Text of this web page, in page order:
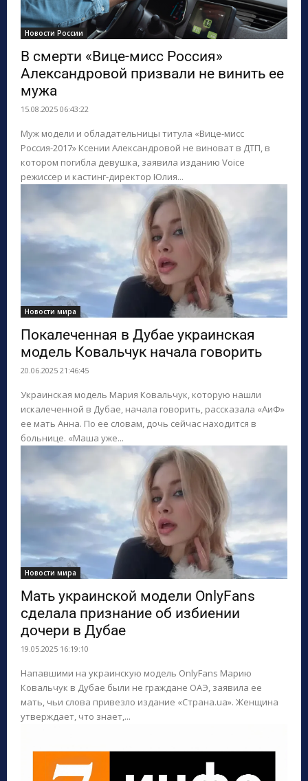
Новости России
В смерти «Вице-мисс Россия»
Александровой призвали не винить ее
мужа
15.08.2025 06:43:22
Муж модели и обладательницы титула «Вице-мисс
Россия-2017» Ксении Александровой не виноват в ДТП, в
котором погибла девушка, заявила изданию Voice
режиссер и кастинг-директор Юлия...
Новости мира
Покалеченная в Дубае украинская
модель Ковальчук начала говорить
20.06.2025 21:46:45
Украинская модель Мария Ковальчук, которую нашли
искалеченной в Дубае, начала говорить, рассказала «АиФ»
ее мать Анна. По ее словам, дочь сейчас находится в
больнице. «Маша уже...
Новости мира
Мать украинской модели OnlyFans
сделала признание об избиении
дочери в Дубае
19.05.2025 16:19:10
Напавшими на украинскую модель OnlyFans Марию
Ковальчук в Дубае были не граждане ОАЭ, заявила ее
мать, чьи слова привезло издание «Страна.ua». Женщина
утверждает, что знает,...